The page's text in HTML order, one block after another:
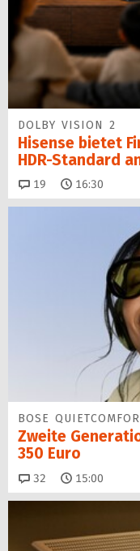
DOLBY VISION 2
Hisense bietet
HDR-Standard
19 Kommentare
16:30
BOSE
Zweite
350 Euro
32 Kommentare
15:00